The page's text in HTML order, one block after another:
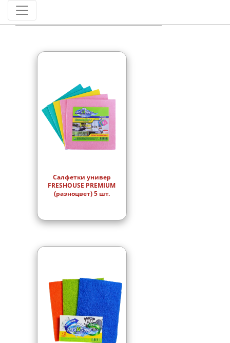
Салфетки универ
FRESHOUSE PREMIUM
(разноцвет) 5 шт.